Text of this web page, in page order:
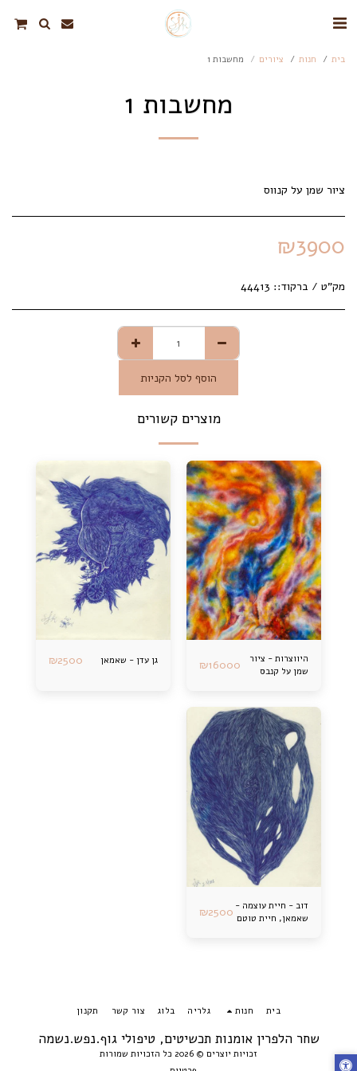
בית חנות ציורים מחשבות 1
מחשבות 1
ציור שמן על קנווס
₪3900
מק"ט / ברקוד:: 44413
הוסף לסל הקניות
מוצרים קשורים
היווצרות - ציור
שמן על קנבס
₪16000 גן עדן - שאמאן ₪2500
דוב - חיית עוצמה -
שאמאן, חיית טוטם
₪2500
שחר הלפרין אומנות תכשיטים, טיפולי גוף.נפש.נשמה
זכויות יוצרים © 2026 כל הזכויות שמורות
בית חנות גלריה בלוג צור קשר תקנון